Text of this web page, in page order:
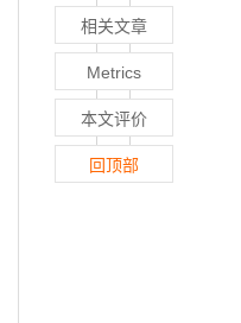
相关文章
Metrics
本文评价
回顶部